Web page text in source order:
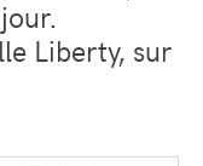
Liberty, sur